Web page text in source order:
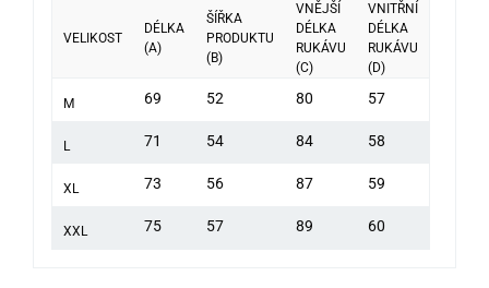
VELIKOST
DÉLKA
(A)
ŠÍŘKA
PRODUKTU
(B)
VNĚJŠÍ
DÉLKA
RUKÁVU
(C)
VNITŘNÍ
DÉLKA
RUKÁVU
(D)
M 69 52 80 57
L 71 54 84 58
XL 73 56 87 59
XXL 75 57 89 60